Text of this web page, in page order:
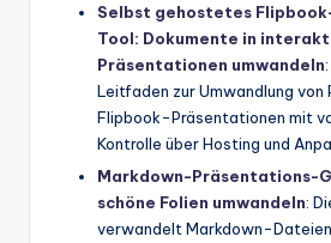
Selbst gehostetes
Tool: Dokumente in
Präsentationen umwandeln
Leitfaden zur Umwandlung von
Flipbook-Präsentationen mit
Kontrolle über Hosting und
Markdown-Präsentations-
schöne Folien umwandeln:
verwandelt Markdown-